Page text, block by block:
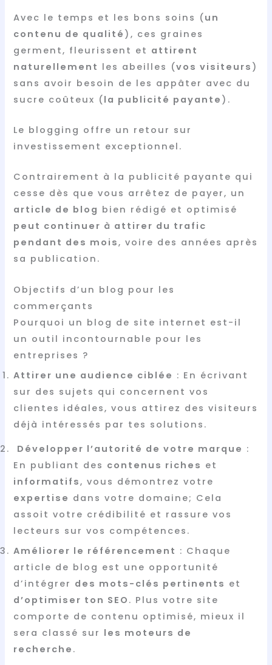
Avec le temps et les bons soins (un
contenu de qualité ), ces graines
germent, fleurissent et attirent
naturellement les abeilles (vos visiteurs )
sans avoir besoin de les appâter avec du
sucre coûteux (la publicité payante ).
Le blogging offre un retour sur
investissement exceptionnel.
Contrairement à la publicité payante qui
cesse dès que vous arrêtez de payer, un
article de blog bien rédigé et optimisé
peut continuer à attirer du trafic
pendant des mois, voire des années après
sa publication.
Objectifs d’un blog pour les
commerçants
Pourquoi un blog de site internet est-il
un outil incontournable pour les
entreprises ?
Attirer une audience ciblée : En écrivant
sur des sujets qui concernent vos
clientes idéales, vous attirez des visiteurs
déjà intéressés par tes solutions.
Développer l’autorité de votre marque :
En publiant des contenus riches et
informatifs, vous démontrez votre
expertise dans votre domaine; Cela
assoit votre crédibilité et rassure vos
lecteurs sur vos compétences.
Améliorer le référencement : Chaque
article de blog est une opportunité
d’intégrer des mots-clés pertinents et
d’optimiser ton SEO . Plus votre site
comporte de contenu optimisé, mieux il
sera classé sur les moteurs de
recherche .